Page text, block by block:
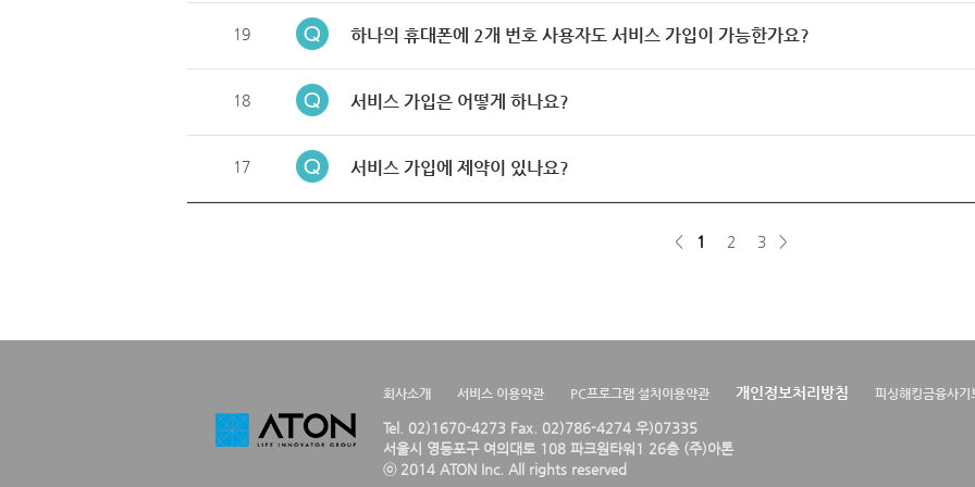
19 하나의 휴대폰에 2개 번호 사용자도 서비스 가입이 가능한가요?
18 서비스 가입은 어떻게 하나요?
17 서비스 가입에 제약이 있나요?
< 1 2 3 >
회사소개 서비스 이용약관 PC프로그램 설치이용약관 개인정보처리방침 피싱해킹금융사기
Tel. 02)1670-4273 Fax. 02)786-4274 우)07335
서울시 영등포구 여의대로 108 파크원타워1 26층 (주)아톤
ⓒ 2014 ATON Inc. All rights reserved